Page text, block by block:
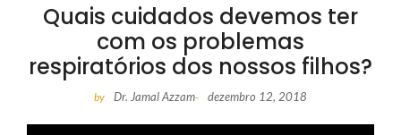
Quais cuidados devemos ter
com os problemas
respiratórios dos nossos filhos?
by Dr. Jamal Azzam- dezembro 12, 2018